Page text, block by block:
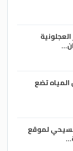
المياه تضع
لموقع